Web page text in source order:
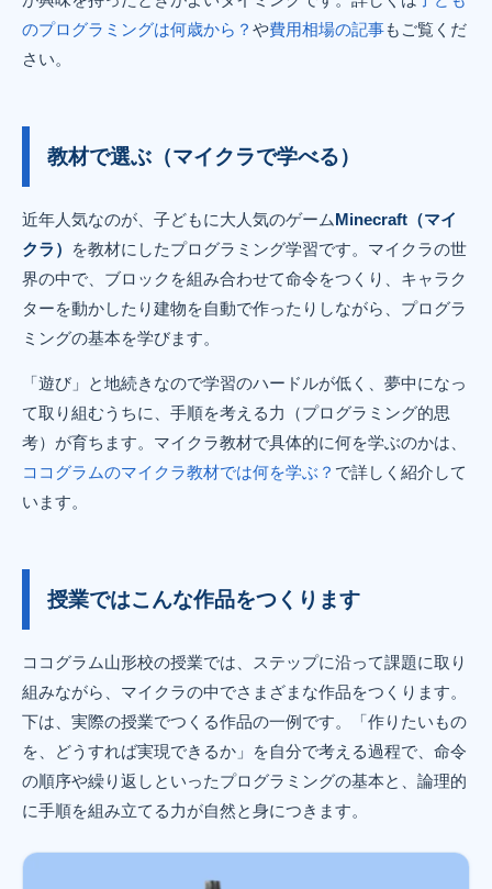
のプログラミングは何歳から？ や費用相場の記事もご覧くだ
さい。
教材で選ぶ（マイクラで学べる）
近年人気なのが、子どもに大人気のゲームMinecraft（マイ
クラ）
を教材にしたプログラミング学習です。マイクラの世
界の中で、ブロックを組み合わせて命令をつくり、キャラク
ターを動かしたり建物を自動で作ったりしながら、プログラ
ミングの基本を学びます。
「遊び」と地続きなので学習のハードルが低く、夢中になっ
て取り組むうちに、手順を考える力（プログラミング的思
考）が育ちます。マイクラ教材で具体的に何を学ぶのかは、
ココグラムのマイクラ教材では何を学ぶ？ で詳しく紹介して
います。
授業ではこんな作品をつくります
ココグラム山形校の授業では、ステップに沿って課題に取り
組みながら、マイクラの中でさまざまな作品をつくります。
下は、実際の授業でつくる作品の一例です。「作りたいもの
を、どうすれば実現できるか」を自分で考える過程で、命令
の順序や繰り返しといったプログラミングの基本と、論理的
に手順を組み立てる力が自然と身につきます。